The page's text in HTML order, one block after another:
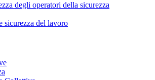
degli operatori della sicurezza
sicurezza del lavoro